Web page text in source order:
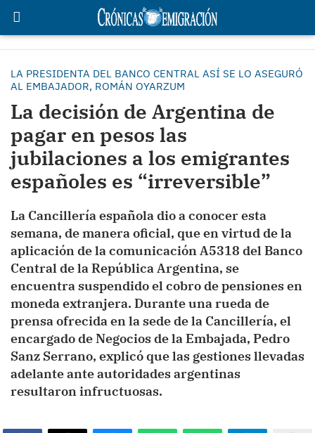
LA PRESIDENTA DEL BANCO CENTRAL ASÍ SE LO ASEGURÓ
AL EMBAJADOR, ROMÁN OYARZUM
La decisión de Argentina de
pagar en pesos las
jubilaciones a los emigrantes
españoles es “irreversible”
La Cancillería española dio a conocer esta
semana, de manera oficial, que en virtud de la
aplicación de la comunicación A5318 del Banco
Central de la República Argentina, se
encuentra suspendido el cobro de pensiones en
moneda extranjera. Durante una rueda de
prensa ofrecida en la sede de la Cancillería, el
encargado de Negocios de la Embajada, Pedro
Sanz Serrano, explicó que las gestiones llevadas
adelante ante autoridades argentinas
resultaron infructuosas.